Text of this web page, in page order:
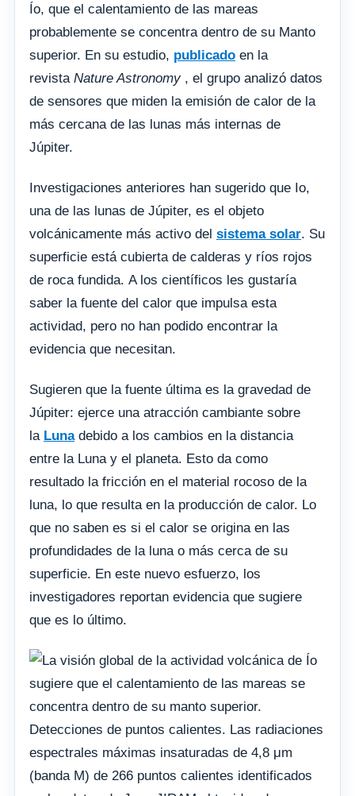
Ío, que el calentamiento de las mareas
probablemente se concentra dentro de su Manto
superior. En su estudio, publicado en la
revista Nature Astronomy, el grupo analizó datos
de sensores que miden la emisión de calor de la
más cercana de las lunas más internas de
Júpiter.
Investigaciones anteriores han sugerido que Io,
una de las lunas de Júpiter, es el objeto
volcánicamente más activo del sistema solar. Su
superficie está cubierta de calderas y ríos rojos
de roca fundida. A los científicos les gustaría
saber la fuente del calor que impulsa esta
actividad, pero no han podido encontrar la
evidencia que necesitan.
Sugieren que la fuente última es la gravedad de
Júpiter: ejerce una atracción cambiante sobre
la Lunadebido a los cambios en la distancia
entre la Luna y el planeta. Esto da como
resultado la fricción en el material rocoso de la
luna, lo que resulta en la producción de calor. Lo
que no saben es si el calor se origina en las
profundidades de la luna o más cerca de su
superficie. En este nuevo esfuerzo, los
investigadores reportan evidencia que sugiere
que es lo último.
Detecciones de puntos calientes. Las radiaciones
espectrales máximas insaturadas de 4,8 μm
(banda M) de 266 puntos calientes identificados